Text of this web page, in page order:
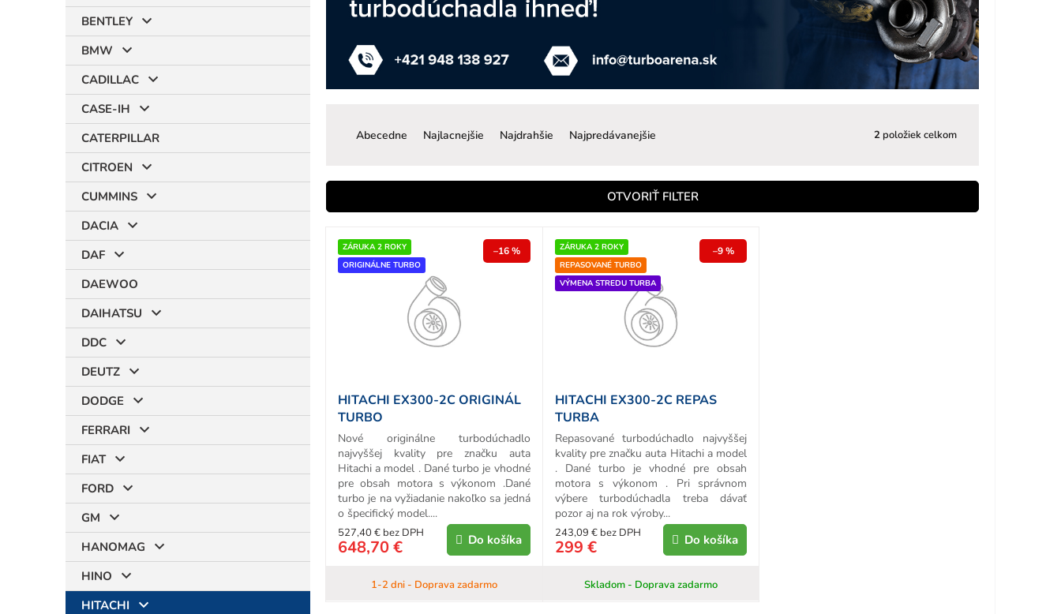
BENTLEY
BMW
CADILLAC
CASE-IH
CATERPILLAR
CITROEN
CUMMINS
DACIA
DAF
DAEWOO
DAIHATSU
DDC
DEUTZ
DODGE
FERRARI
FIAT
FORD
GM
HANOMAG
HINO
HITACHI
n
p
r
o
Abecedne Najlacnejšie Najdrahšie Najpredávanejšie 2 položiek celkom
OTVORIŤ FILTER
ZÁRUKA 2 ROKY
ORIGINÁLNE TURBO
–16 %
HITACHI EX300-2C ORIGINÁL
TURBO
1-2 dni - Doprava zadarmo
527,40 € bez DPH
648,70 € Do košíka
Nové originálne turbodúchadlo
najvyššej kvality pre značku auta
Hitachi a model . Dané turbo je vhodné
pre obsah motora s výkonom .Dané
turbo je na vyžiadanie nakoľko sa jedná
o špecifický model....
ZÁRUKA 2 ROKY
REPASOVANÉ TURBO
VÝMENA STREDU TURBA
–9 %
HITACHI EX300-2C REPAS
TURBA
Skladom - Doprava zadarmo
243,09 € bez DPH
299 € Do košíka
Repasované turbodúchadlo najvyššej
kvality pre značku auta Hitachi a model
. Dané turbo je vhodné pre obsah
motora s výkonom . Pri správnom
výbere turbodúchadla treba dávať
pozor aj na rok výroby...